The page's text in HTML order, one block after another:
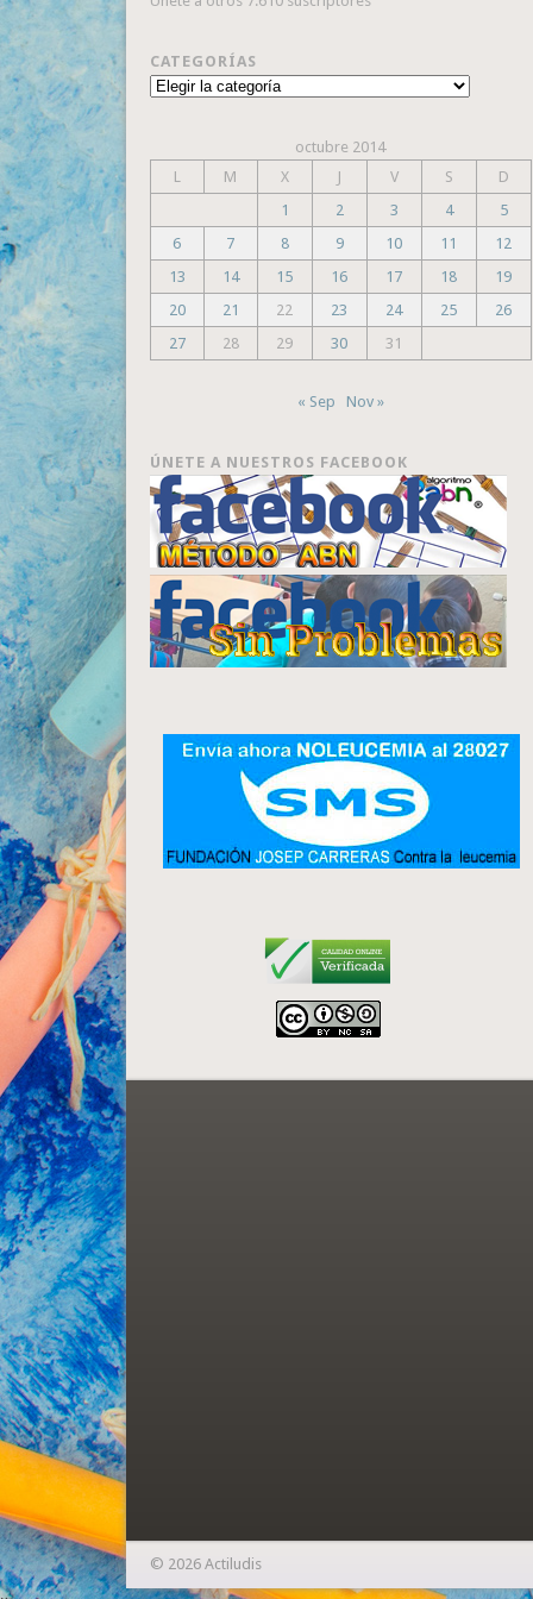
CATEGORÍAS
Categorías
octubre 2014
L
M X J V S
D
1
2 3 4
5
6
7 8 9 10 11
12
13
14 15 16 17 18
19
20
21 22 23 24 25
26
27
28 29 30 31
« Sep Nov »
ÚNETE A NUESTROS FACEBOOK
© 2026 Actiludis